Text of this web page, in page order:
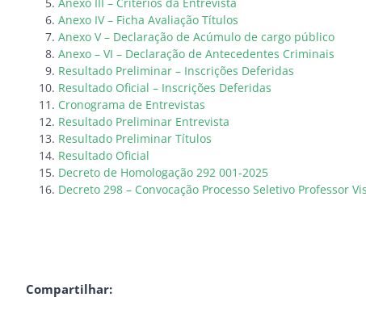
Anexo IV – Ficha Avaliação Títulos
Anexo V – Declaração de Acúmulo de cargo público
Anexo – VI – Declaração de Antecedentes Criminais
Resultado Preliminar – Inscrições Deferidas
Resultado Oficial – Inscrições Deferidas
Cronograma de Entrevistas
Resultado Preliminar Entrevista
Resultado Preliminar Títulos
Resultado Oficial
Decreto de Homologação 292 001-2025
Decreto 298 – Convocação Processo Seletivo Professor
Compartilhar: